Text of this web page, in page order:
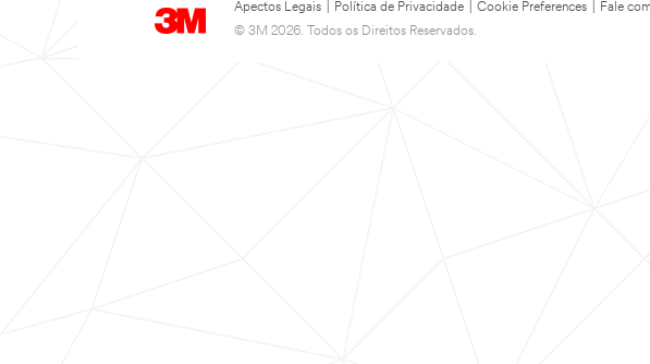
Apectos Legais Política de Privacidade Cookie Preferences
Fale
© 3M 2026. Todos os Direitos Reservados.